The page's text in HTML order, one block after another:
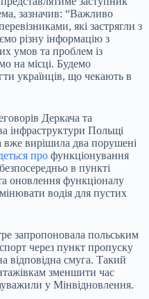
зазначив: “Важливо
які застрягли з
різну інформацію з
умов та проблем із
на місці. Будемо
українців, що чекають в
Деркача та
інфраструктури Польщі
вже вирішила два порушені
про функціонування
в пункті
оновлення функціоналу
водія для пустих
запропоновала польським
через пункт пропуску
відповідна смуга. Такий
зменшити час
у Мінвідновлення.